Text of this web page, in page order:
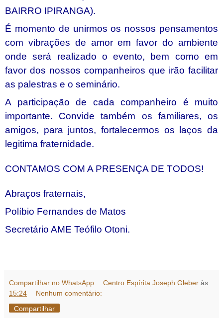
BAIRRO IPIRANGA).
É momento de unirmos os nossos pensamentos
com vibrações de amor em favor do ambiente
onde será realizado o evento, bem como em
favor dos nossos companheiros que irão facilitar
as palestras e o seminário.
A participação de cada companheiro é muito
importante. Convide também os familiares, os
amigos, para juntos, fortalecermos os laços da
legitima fraternidade.
CONTAMOS COM A PRESENÇA DE TODOS!
Abraços fraternais,
Políbio Fernandes de Matos
Secretário AME Teófilo Otoni.
Compartilhar no WhatsApp Centro Espírita Joseph Gleber às
15:24
Nenhum comentário:
Compartilhar